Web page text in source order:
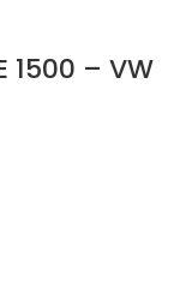
1500 – VW